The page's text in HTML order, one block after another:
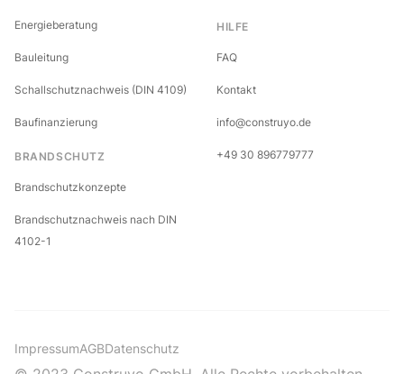
Energieberatung
Bauleitung
Schallschutznachweis (DIN 4109)
Baufinanzierung
BRANDSCHUTZ
Brandschutzkonzepte
Brandschutznachweis nach DIN
4102-1
HILFE
FAQ
Kontakt
info@construyo.de
+49 30 896779777
ImpressumAGBDatenschutz